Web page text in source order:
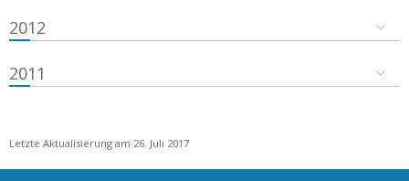
2012
2011
Letzte Aktualisierung am 26. Juli 2017